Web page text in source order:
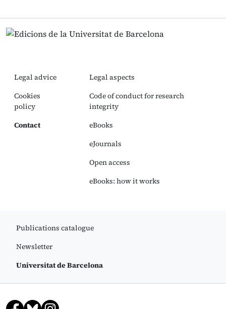
Legal advice
Cookies
policy
Contact
Legal aspects
Code of conduct for research
integrity
eBooks
eJournals
Open access
eBooks: how it works
Publications catalogue
Newsletter
Universitat de Barcelona